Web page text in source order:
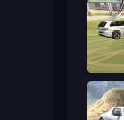
4x4